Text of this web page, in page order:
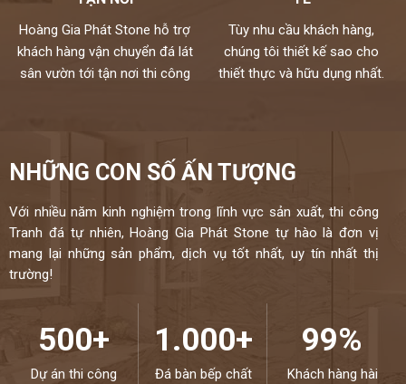
Hoàng Gia Phát Stone hỗ trợ
khách hàng vận chuyển đá lát
sân vườn tới tận nơi thi công
Tùy nhu cầu khách hàng,
chúng tôi thiết kế sao cho
thiết thực và hữu dụng nhất.
NHỮNG CON SỐ ẤN TƯỢNG
Với nhiều năm kinh nghiệm trong lĩnh vực sản xuất, thi công
Tranh đá tự nhiên, Hoàng Gia Phát Stone tự hào là đơn vị
mang lại những sản phẩm, dịch vụ tốt nhất, uy tín nhất thị
trường!
500+
Dự án thi công
1.000+
Đá bàn bếp chất
99%
Khách hàng hài